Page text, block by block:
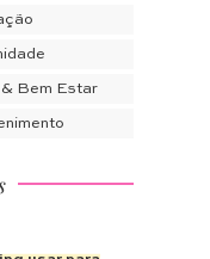
Bem Estar